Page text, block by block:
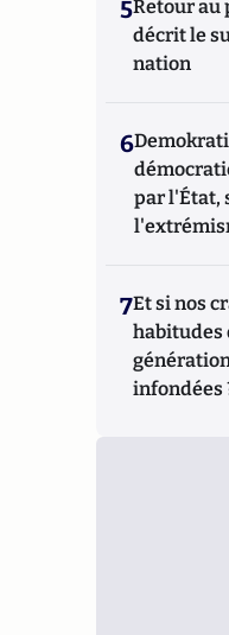
5Retour au
décrit le
nation
6
par l'État,
7Et si nos
habitudes
infondées